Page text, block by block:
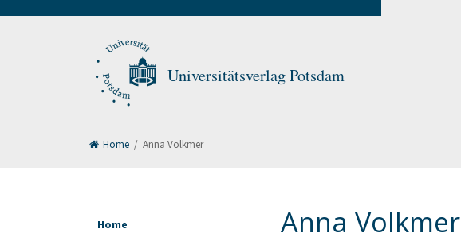
Universitätsverlag Potsdam
Home / Anna Volkmer
Anna Volkmer
Home